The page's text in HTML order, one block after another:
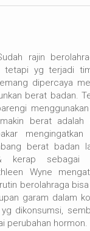
rajin
tetapi yg terjadi
dipercaya
berat badan.
berat
berat badan
kerap sebagai
Wyne
berolahraga
garam dalam
yg dikonsumsi,
perubahan hormon.